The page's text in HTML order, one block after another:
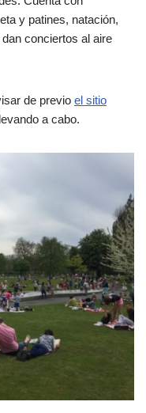
y patines, natación,
conciertos al aire
de previo el sitio
a cabo.